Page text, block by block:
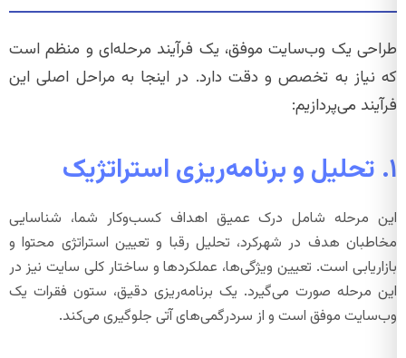
طراحی یک وب‌سایت موفق، یک فرآیند مرحله‌ای و منظم است
که نیاز به تخصص و دقت دارد. در اینجا به مراحل اصلی این
فرآیند می‌پردازیم:
۱. تحلیل و برنامه‌ریزی استراتژیک
این مرحله شامل درک عمیق اهداف کسب‌وکار شما، شناسایی
مخاطبان هدف در شهرکرد، تحلیل رقبا و تعیین استراتژی محتوا و
بازاریابی است. تعیین ویژگی‌ها، عملکردها و ساختار کلی سایت نیز در
این مرحله صورت می‌گیرد. یک برنامه‌ریزی دقیق، ستون فقرات یک
وب‌سایت موفق است و از سردرگمی‌های آتی جلوگیری می‌کند.